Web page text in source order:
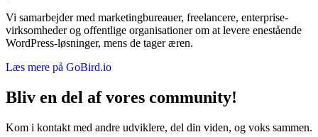
Vi samarbejder med marketingbureauer, freelancere, enterprise-
virksomheder og offentlige organisationer om at levere enestående
WordPress-løsninger, mens de tager æren.
Læs mere på GoBird.io
Bliv en del af vores community!
Kom i kontakt med andre udviklere, del din viden, og voks sammen.